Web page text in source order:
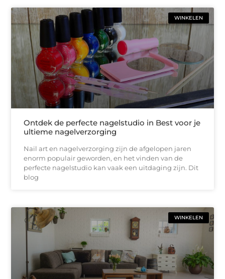
WINKELEN
Ontdek de perfecte nagelstudio in Best voor je
ultieme nagelverzorging
Nail art en nagelverzorging zijn de afgelopen jaren
enorm populair geworden, en het vinden van de
perfecte nagelstudio kan vaak een uitdaging zijn. Dit
blog
WINKELEN